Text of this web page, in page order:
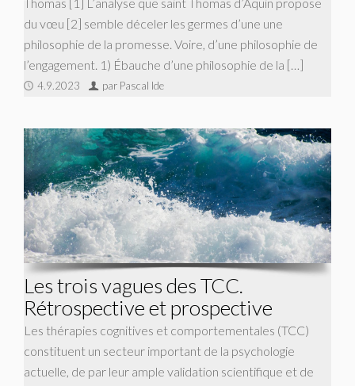
du vœu [2] semble déceler les germes d’une une
philosophie de la promesse. Voire, d’une philosophie de
l’engagement. 1) Ébauche d’une philosophie de la […]
4.9.2023 par Pascal Ide
Les trois vagues des TCC.
Rétrospective et prospective
Les thérapies cognitives et comportementales (TCC)
constituent un secteur important de la psychologie
actuelle, de par leur ample validation scientifique et de